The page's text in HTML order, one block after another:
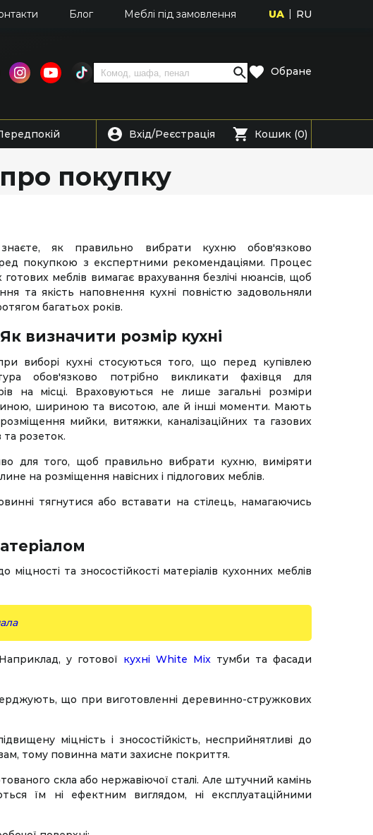
Блог Меблі під замовлення UA RU
Обране
Вхід/Реєстрація Кошик (0)
покупку
як правильно вибрати кухню обов'язково
покупкою з експертними рекомендаціями. Процес
меблів вимагає врахування безлічі нюансів, щоб
та якість наповнення кухні повністю задовольняли
багатьох років.
Як визначити розмір кухні
виборі кухні стосуються того, що перед купівлею
обов'язково потрібно викликати фахівця для
на місці. Враховуються не лише загальні розміри
шириною та висотою, але й інші моменти. Мають
мийки, витяжки, каналізаційних та газових
та розеток.
для того, щоб правильно вибрати кухню, виміряти
на розміщення навісних і підлогових меблів.
тягнутися або вставати на стілець, намагаючись
та зносостійкості матеріалів кухонних меблів
у готової кухні White Mixтумби та фасади
що при виготовленні деревинно-стружкових
міцність і зносостійкість, несприйнятливі до
тому повинна мати захисне покриття.
скла або нержавіючої сталі. Але штучний камінь
їм ні ефектним виглядом, ні експлуатаційними